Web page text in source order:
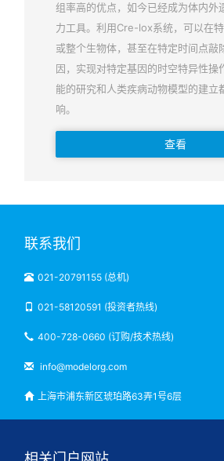
组率高的优点，如今已经成为体内外
力工具。利用Cre-lox系统，可以在
或整个生物体，甚至在特定时间点敲
因，实现对特定基因的时空特异性操
能的研究和人类疾病动物模型的建立
响。
查看
联系我们
021-20791155 (总机)
021-58120591 (投资者热线)
400-728-0660 (订购/技术热线)
info@modelorg.com
上海市浦东新区琥珀路63弄1号6层